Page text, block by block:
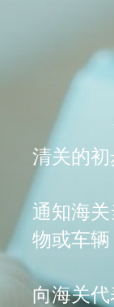
清关的初
通知海
物或车辆
向海关代